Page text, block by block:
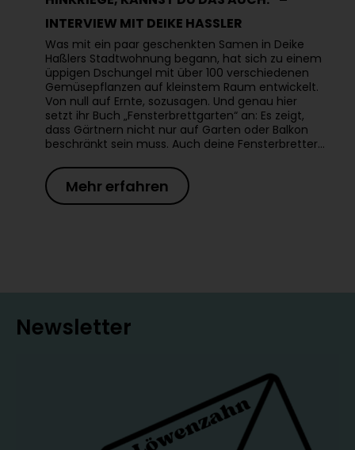
INTERVIEW MIT DEIKE HASSLER
Was mit ein paar geschenkten Samen in Deike
Haßlers Stadtwohnung begann, hat sich zu einem
üppigen Dschungel mit über 100 verschiedenen
Gemüsepflanzen auf kleinstem Raum entwickelt.
Von null auf Ernte, sozusagen. Und genau hier
setzt ihr Buch „Fensterbrettgarten“ an: Es zeigt,
dass Gärtnern nicht nur auf Garten oder Balkon
beschränkt sein muss. Auch deine Fensterbretter…
Mehr erfahren
Newsletter